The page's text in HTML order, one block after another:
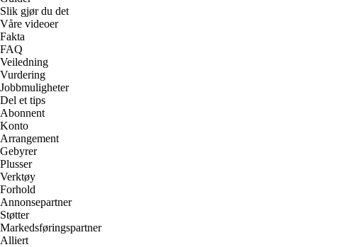
Slik gjør du det
Våre videoer
Fakta
FAQ
Veiledning
Vurdering
Jobbmuligheter
Del et tips
Abonnent
Konto
Arrangement
Gebyrer
Plusser
Verktøy
Forhold
Annonsepartner
Støtter
Markedsføringspartner
Alliert